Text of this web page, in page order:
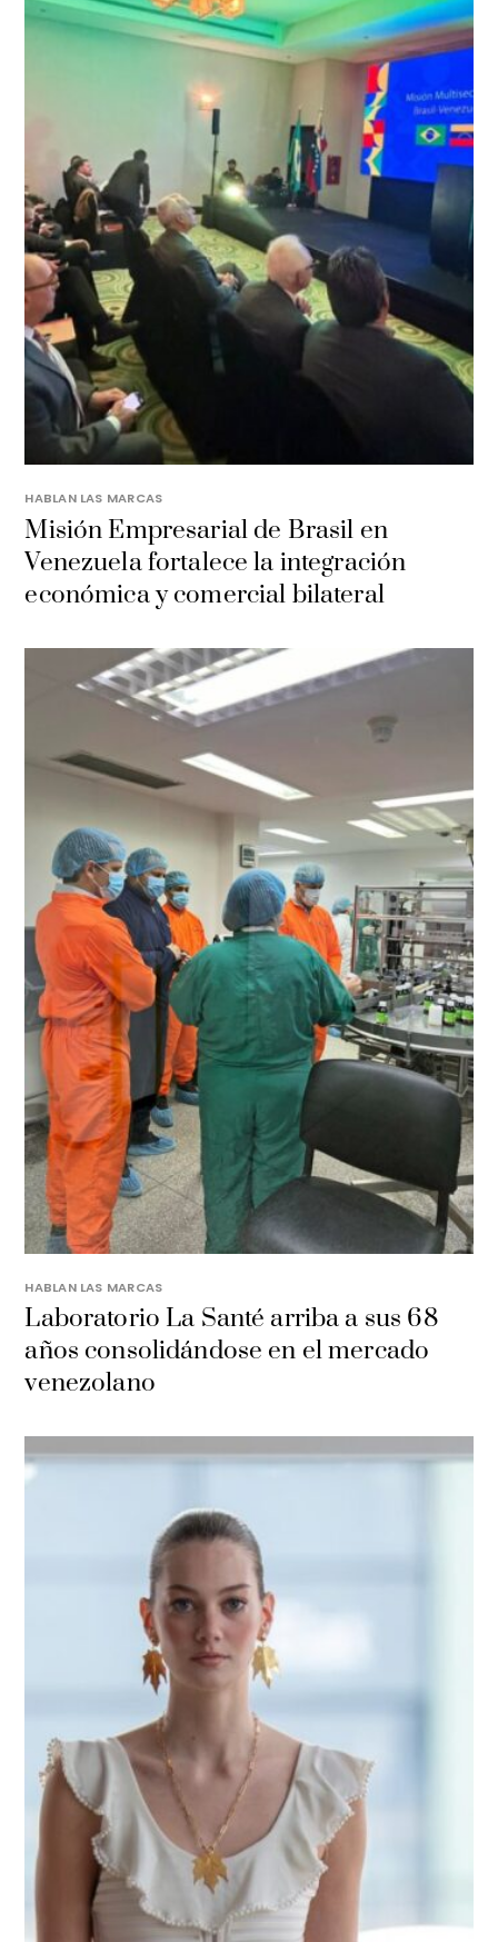
HABLAN LAS MARCAS
Misión Empresarial de Brasil en
Venezuela fortalece la integración
económica y comercial bilateral
HABLAN LAS MARCAS
Laboratorio La Santé arriba a sus 68
años consolidándose en el mercado
venezolano